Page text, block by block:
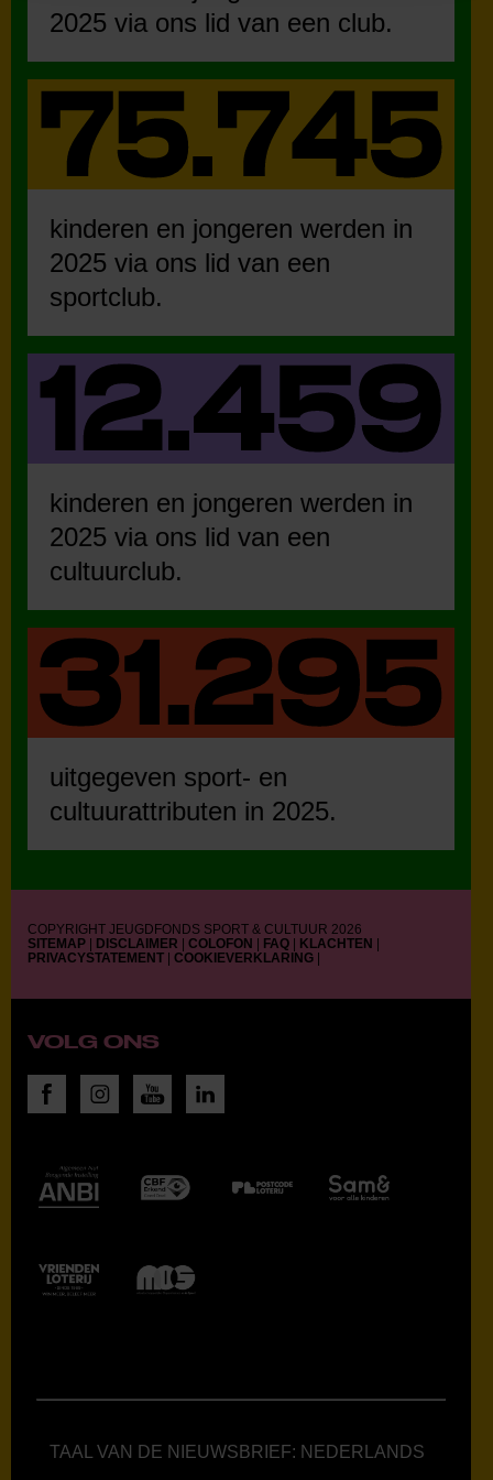
2025 via ons lid van een club.
kinderen en jongeren werden in
2025 via ons lid van een
sportclub.
kinderen en jongeren werden in
2025 via ons lid van een
cultuurclub.
uitgegeven sport- en
cultuurattributen in 2025.
COPYRIGHT JEUGDFONDS SPORT & CULTUUR 2026
SITEMAP
DISCLAIMER COLOFON FAQ KLACHTEN
PRIVACYSTATEMENT
COOKIEVERKLARING
VOLG ONS
TAAL VAN DE NIEUWSBRIEF: NEDERLANDS